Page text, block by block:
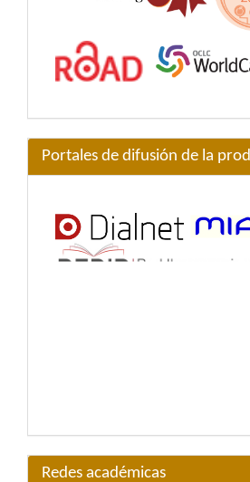
Portales de difusión de la
Redes académicas